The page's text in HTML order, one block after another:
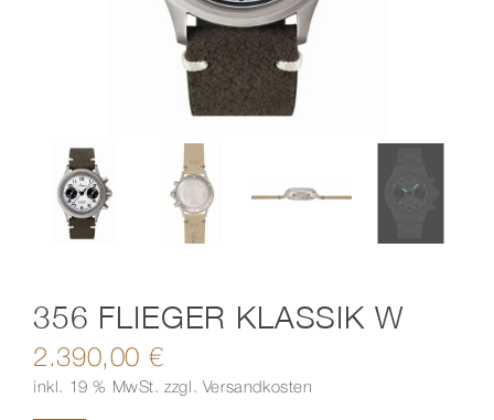
356 FLIEGER KLASSIK W
2.390,00 €
inkl. 19 % MwSt. zzgl. Versandkosten